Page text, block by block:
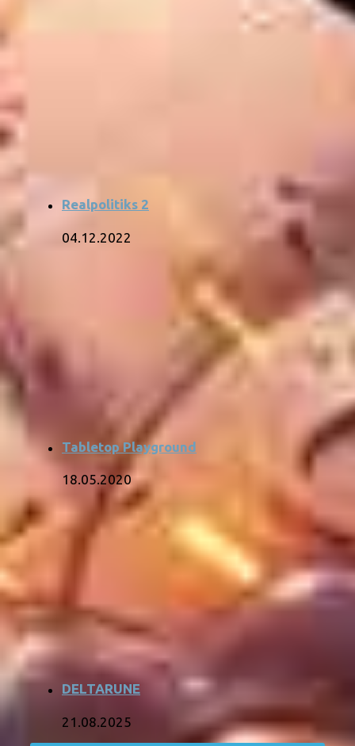
Realpolitiks 2
04.12.2022
Tabletop Playground
18.05.2020
DELTARUNE
21.08.2025